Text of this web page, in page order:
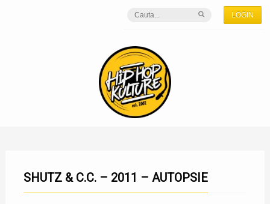
LOGIN
SHUTZ & C.C. – 2011 – AUTOPSIE